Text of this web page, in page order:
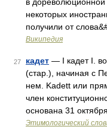
некоторых
получили от
Википедия
27 кадет — I кадет I.
(стар.), начиная с
нем. Kadett или
член
основана 31
Этимологический